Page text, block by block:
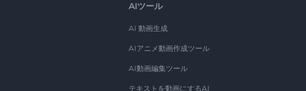
AIツール
AI 動画生成
AIアニメ動画作成ツール
AI動画編集ツール
テキストを動画にするAI